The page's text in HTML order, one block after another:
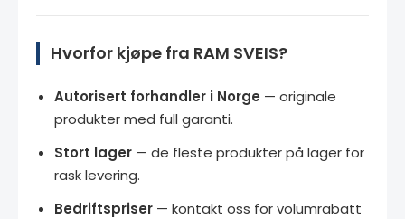
Hvorfor kjøpe fra RAM SVEIS?
Autorisert forhandler i Norge — originale
produkter med full garanti.
Stort lager — de fleste produkter på lager for
rask levering.
Bedriftspriser — kontakt oss for volumrabatt